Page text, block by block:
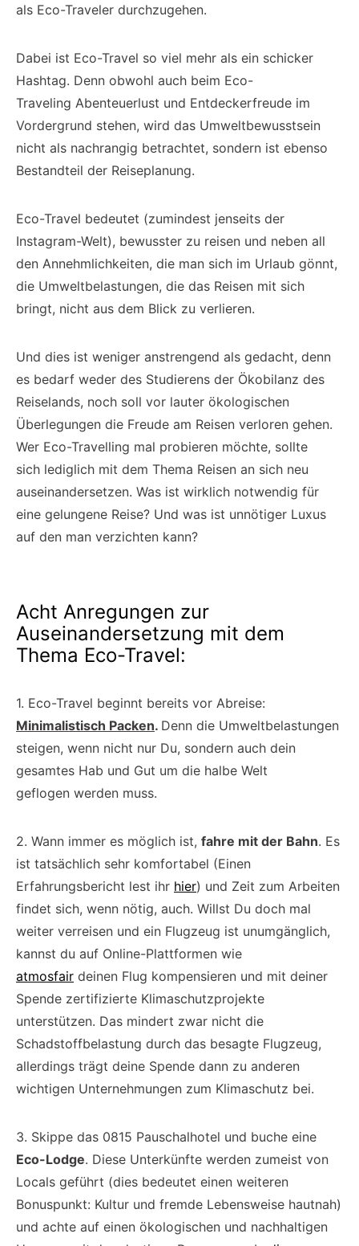
als Eco-Traveler durchzugehen.
Dabei ist Eco-Travel so viel mehr als ein schicker
Hashtag. Denn obwohl auch beim Eco-
Traveling Abenteuerlust und Entdeckerfreude im
Vordergrund stehen, wird das Umweltbewusstsein
nicht als nachrangig betrachtet, sondern ist ebenso
Bestandteil der Reiseplanung.
Eco-Travel bedeutet (zumindest jenseits der
Instagram-Welt), bewusster zu reisen und neben all
den Annehmlichkeiten, die man sich im Urlaub gönnt,
die Umweltbelastungen, die das Reisen mit sich
bringt, nicht aus dem Blick zu verlieren.
Und dies ist weniger anstrengend als gedacht, denn
es bedarf weder des Studierens der Ökobilanz des
Reiselands, noch soll vor lauter ökologischen
Überlegungen die Freude am Reisen verloren gehen.
Wer Eco-Travelling mal probieren möchte, sollte
sich lediglich mit dem Thema Reisen an sich neu
auseinandersetzen. Was ist wirklich notwendig für
eine gelungene Reise? Und was ist unnötiger Luxus
auf den man verzichten kann?
Acht Anregungen zur
Auseinandersetzung mit dem
Thema Eco-Travel:
1. Eco-Travel beginnt bereits vor Abreise:
Minimalistisch Packen. Denn die Umweltbelastungen
steigen, wenn nicht nur Du, sondern auch dein
gesamtes Hab und Gut um die halbe Welt
geflogen werden muss.
2. Wann immer es möglich ist, fahre mit der Bahn. Es
ist tatsächlich sehr komfortabel (Einen
Erfahrungsbericht lest ihr hier) und Zeit zum Arbeiten
findet sich, wenn nötig, auch. Willst Du doch mal
weiter verreisen und ein Flugzeug ist unumgänglich,
kannst du auf Online-Plattformen wie
atmosfair deinen Flug kompensieren und mit deiner
Spende zertifizierte Klimaschutzprojekte
unterstützen. Das mindert zwar nicht die
Schadstoffbelastung durch das besagte Flugzeug,
allerdings trägt deine Spende dann zu anderen
wichtigen Unternehmungen zum Klimaschutz bei.
3. Skippe das 0815 Pauschalhotel und buche eine
Eco-Lodge. Diese Unterkünfte werden zumeist von
Locals geführt (dies bedeutet einen weiteren
Bonuspunkt: Kultur und fremde Lebensweise hautnah)
und achte auf einen ökologischen und nachhaltigen